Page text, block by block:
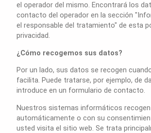
el operador del mismo. Encontrará los
contacto del operador en la sección
el responsable del tratamiento" de esta
privacidad.
¿Cómo recogemos sus datos?
Por un lado, sus datos se recogen
facilita. Puede tratarse, por ejemplo, de
introduce en un formulario de contacto.
Nuestros sistemas informáticos
automáticamente o con su
usted visita el sitio web. Se trata